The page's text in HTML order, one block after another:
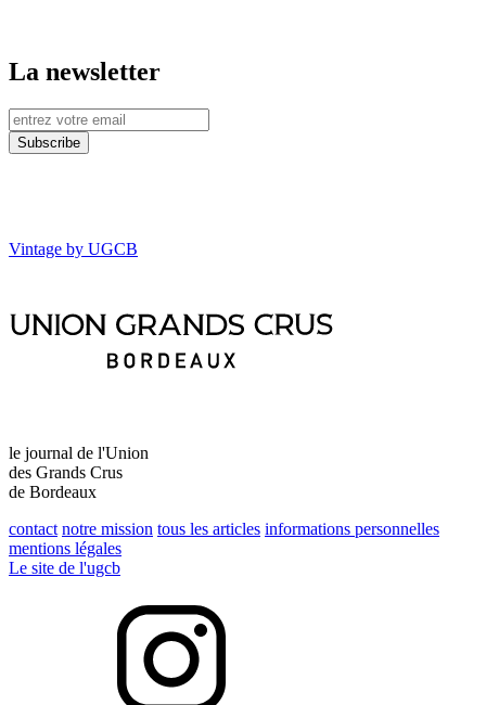
La newsletter
Vintage by UGCB
le journal de l'Union
des Grands Crus
de Bordeaux
contact notre mission tous les articles informations personnelles
mentions légales
Le site de l'ugcb